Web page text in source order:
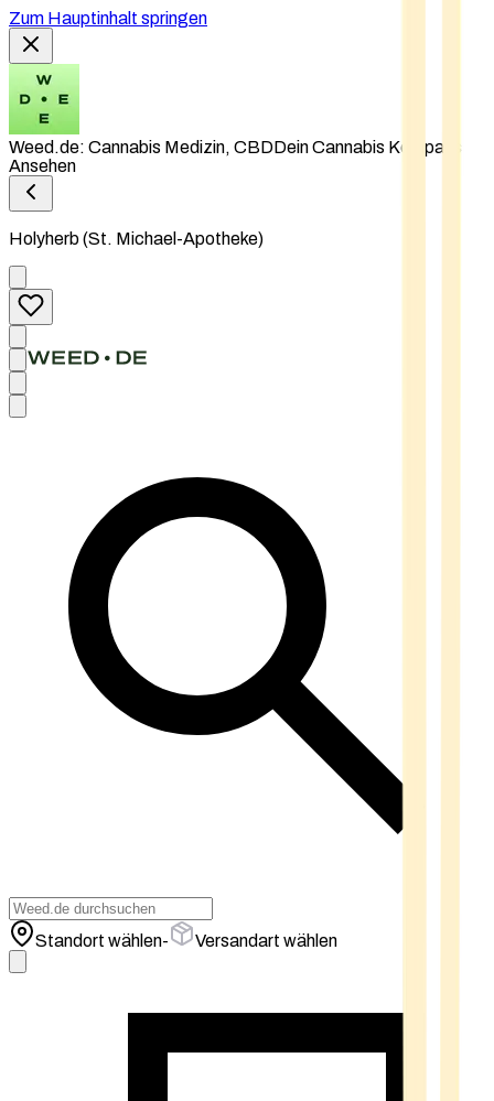
Zum Hauptinhalt springen
Weed.de: Cannabis Medizin, CBDDein Cannabis Kompass
Ansehen
Holyherb (St. Michael-Apotheke)
Standort wählen- Versandart wählen